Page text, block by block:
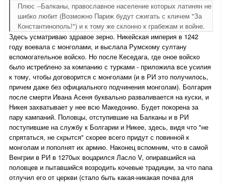
Плюс --Балканы, православное население которых латинян не
шибко любит (Возможно Париж будут сжигать с кличем "За
Константинополь!") и к тому же склонно к грабежам и войне.
Здесь усматриваю здравое зерно. Никейская империя в 1242
году воевала с монголами, и выслала Румскому султану
вспомогательное войско. Но после Кеседага, где оное войско
было истреблено за компанию с турками - приложила все усилия
к тому, чтобы договорится с монголами (и в РИ это получилось,
причем даже без официального подчинения монголам). Болгария
после смерти Ивана Асеня буквально разваливается на куски, и
Никея захватывает у нее всю Македонию. Будет покорена за
пару кампаний. Половцы, отступившие на Балканы и в РИ
поступившие на службу к Болгарии и Никее, здесь, видя что "не
спрятаться, не скрытся" скорее всего придут с повинной к
монголам и пополнят их армию. Наконец вспомним, что в самой
Венгрии в РИ в 1270ых воцарился Ласло V, опиравшийся на
половцев и пытавшийся возродить кочевые традиции, за что папа
отлучил его от церкви (стало быть какая-никакая почва для